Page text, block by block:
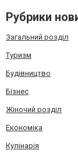
Рубрики
Загальний розділ
Туризм
Будівництво
Бізнес
Жіночий розділ
Економіка
Кулінарія